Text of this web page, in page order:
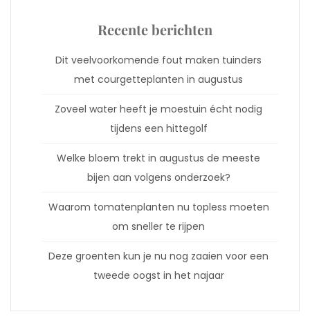
Recente berichten
Dit veelvoorkomende fout maken tuinders
met courgetteplanten in augustus
Zoveel water heeft je moestuin écht nodig
tijdens een hittegolf
Welke bloem trekt in augustus de meeste
bijen aan volgens onderzoek?
Waarom tomatenplanten nu topless moeten
om sneller te rijpen
Deze groenten kun je nu nog zaaien voor een
tweede oogst in het najaar